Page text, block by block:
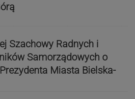
Szachowy Radnych i
Samorządowych o
Miasta Bielska-